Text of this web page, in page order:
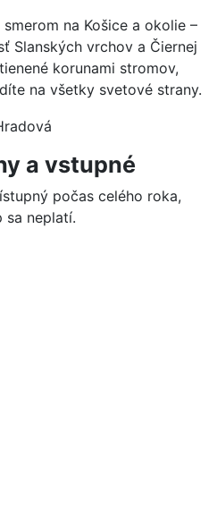
na Košice a okolie –
Slanských vrchov a Čiernej
korunami stromov,
na všetky svetové strany.
a vstupné
počas celého roka,
sa neplatí.